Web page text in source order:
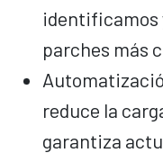
identificamos
parches más
reduce la
garantiza